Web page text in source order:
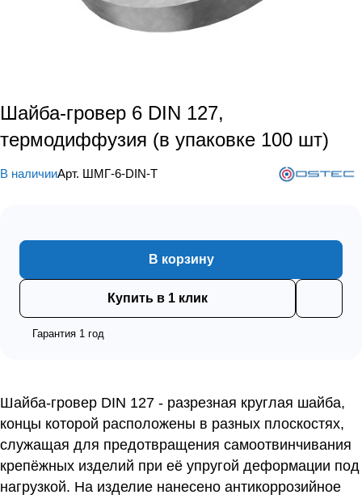
Шайба-гровер 6 DIN 127,
термодиффузия (в упаковке 100 шт)
В наличииАрт. ШМГ-6-DIN-Т
В корзину
Купить в 1 клик
Гарантия 1 год
Шайба-гровер DIN 127 - разрезная круглая шайба,
концы которой расположены в разных плоскостях,
служащая для предотвращения самоотвинчивания
крепёжных изделий при её упругой деформации под
нагрузкой. На изделие нанесено антикоррозийное